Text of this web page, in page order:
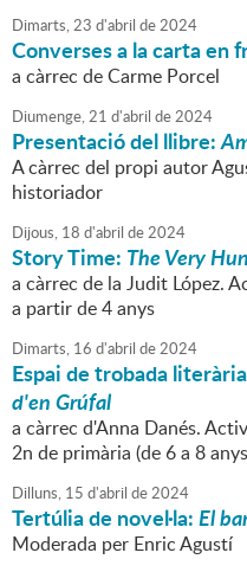
Dimarts,23 d'abril de2024
Converses a la carta en
a càrrec de Carme Porcel
Diumenge,21 d'abril de2024
Presentació del llibre:
A càrrec del propi autor
historiador
Dijous, 18 d'abril de2024
Story Time: The Very
a càrrec de la Judit López.
a partir de 4 anys
Dimarts, 16 d'abril de2024
Espai de trobada
d'en Grúfal
a càrrec d'Anna Danés.
2n de primària (de 6 a 8
Dilluns, 15 d'abril de2024
Tertúlia de novel·la:El
Moderada per Enric Agustí